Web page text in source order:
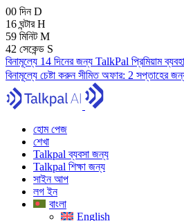
00 দিনD
16 ঘন্টারH
59 মিনিটM
41 সেকেন্ড S
বিনামূল্যে 14 দিনের জন্য TalkPal প্রিমিয়াম
বিনামূল্যে চেষ্টা করুনসীমিত অফার: 2 সপ্তাহের
হোম পেজ
শেখা
Talkpal ব্যবসা জন্য
Talkpal শিক্ষা জন্য
সাইন আপ
লগ ইন
বাংলা
English